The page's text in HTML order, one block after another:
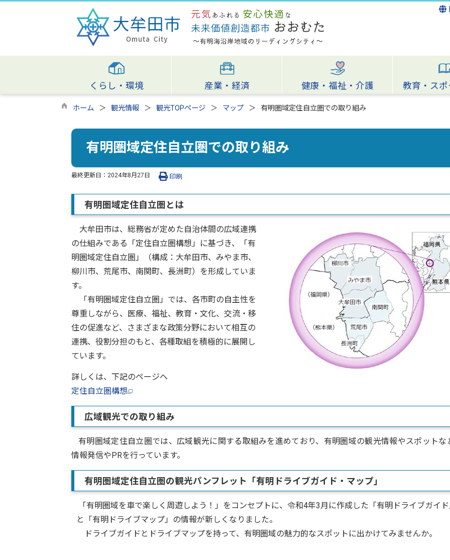
くらし・環境 産業・経済 健康・福祉・介護 教育・ス
ホーム 観光情報 観光TOPページ マップ 有明圏域定住自立圏での取り組み
有明圏域定住自立圏での取り組み
最終更新日： 2024年8月27日 印刷
有明圏域定住自立圏とは
大牟田市は、総務省が定めた自治体間の広域連携
の仕組みである「定住自立圏構想」に基づき、「有
明圏域定住自立圏」（構成：大牟田市、みやま市、
柳川市、荒尾市、南関町、長洲町）を形成していま
す。
「有明圏域定住自立圏」では、各市町の自主性を
尊重しながら、医療、福祉、教育・文化、交流・移
住の促進など、さまざまな政策分野において相互の
連携、役割分担のもと、各種取組を積極的に展開し
ています。
詳しくは、下記のページへ
定住自立圏構想
広域観光での取り組み
有明圏域定住自立圏では、広域観光に関する取組みを進めており、有明圏域の観光情報やスポットな
情報発信やPRを行っています。
有明圏域定住自立圏の観光パンフレット「有明ドライブガイド・マップ」
「有明圏域を車で楽しく周遊しよう！」をコンセプトに、令和4年3月に作成した「有明ドライブガイ
と「有明ドライブマップ」の情報が新しくなりました。
ドライブガイドとドライブマップを持って、有明圏域の魅力的なスポットに出かけてみませんか。